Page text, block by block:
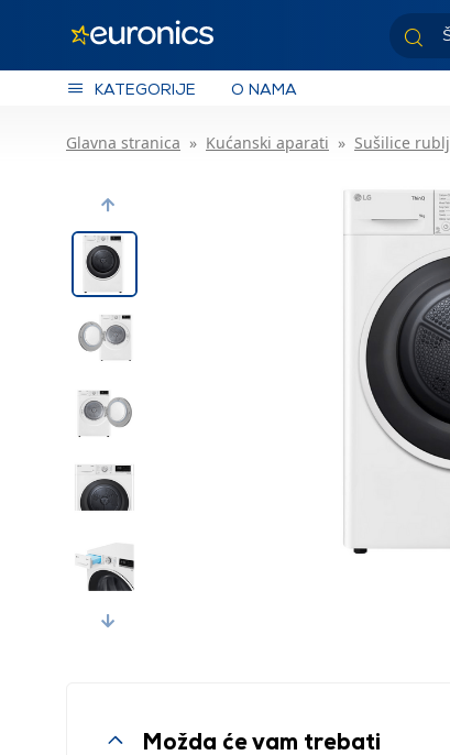
KATEGORIJE O NAMA
Glavna stranica Kućanski aparati Sušilice
Previous
Next
Možda će vam trebati